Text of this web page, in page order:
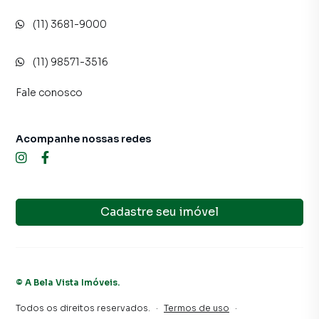
(11) 3681-9000
(11) 98571-3516
Fale conosco
Cadastre seu imóvel
Acompanhe nossas redes
© A Bela Vista Imóveis.
Todos os direitos reservados. · Termos de uso ·